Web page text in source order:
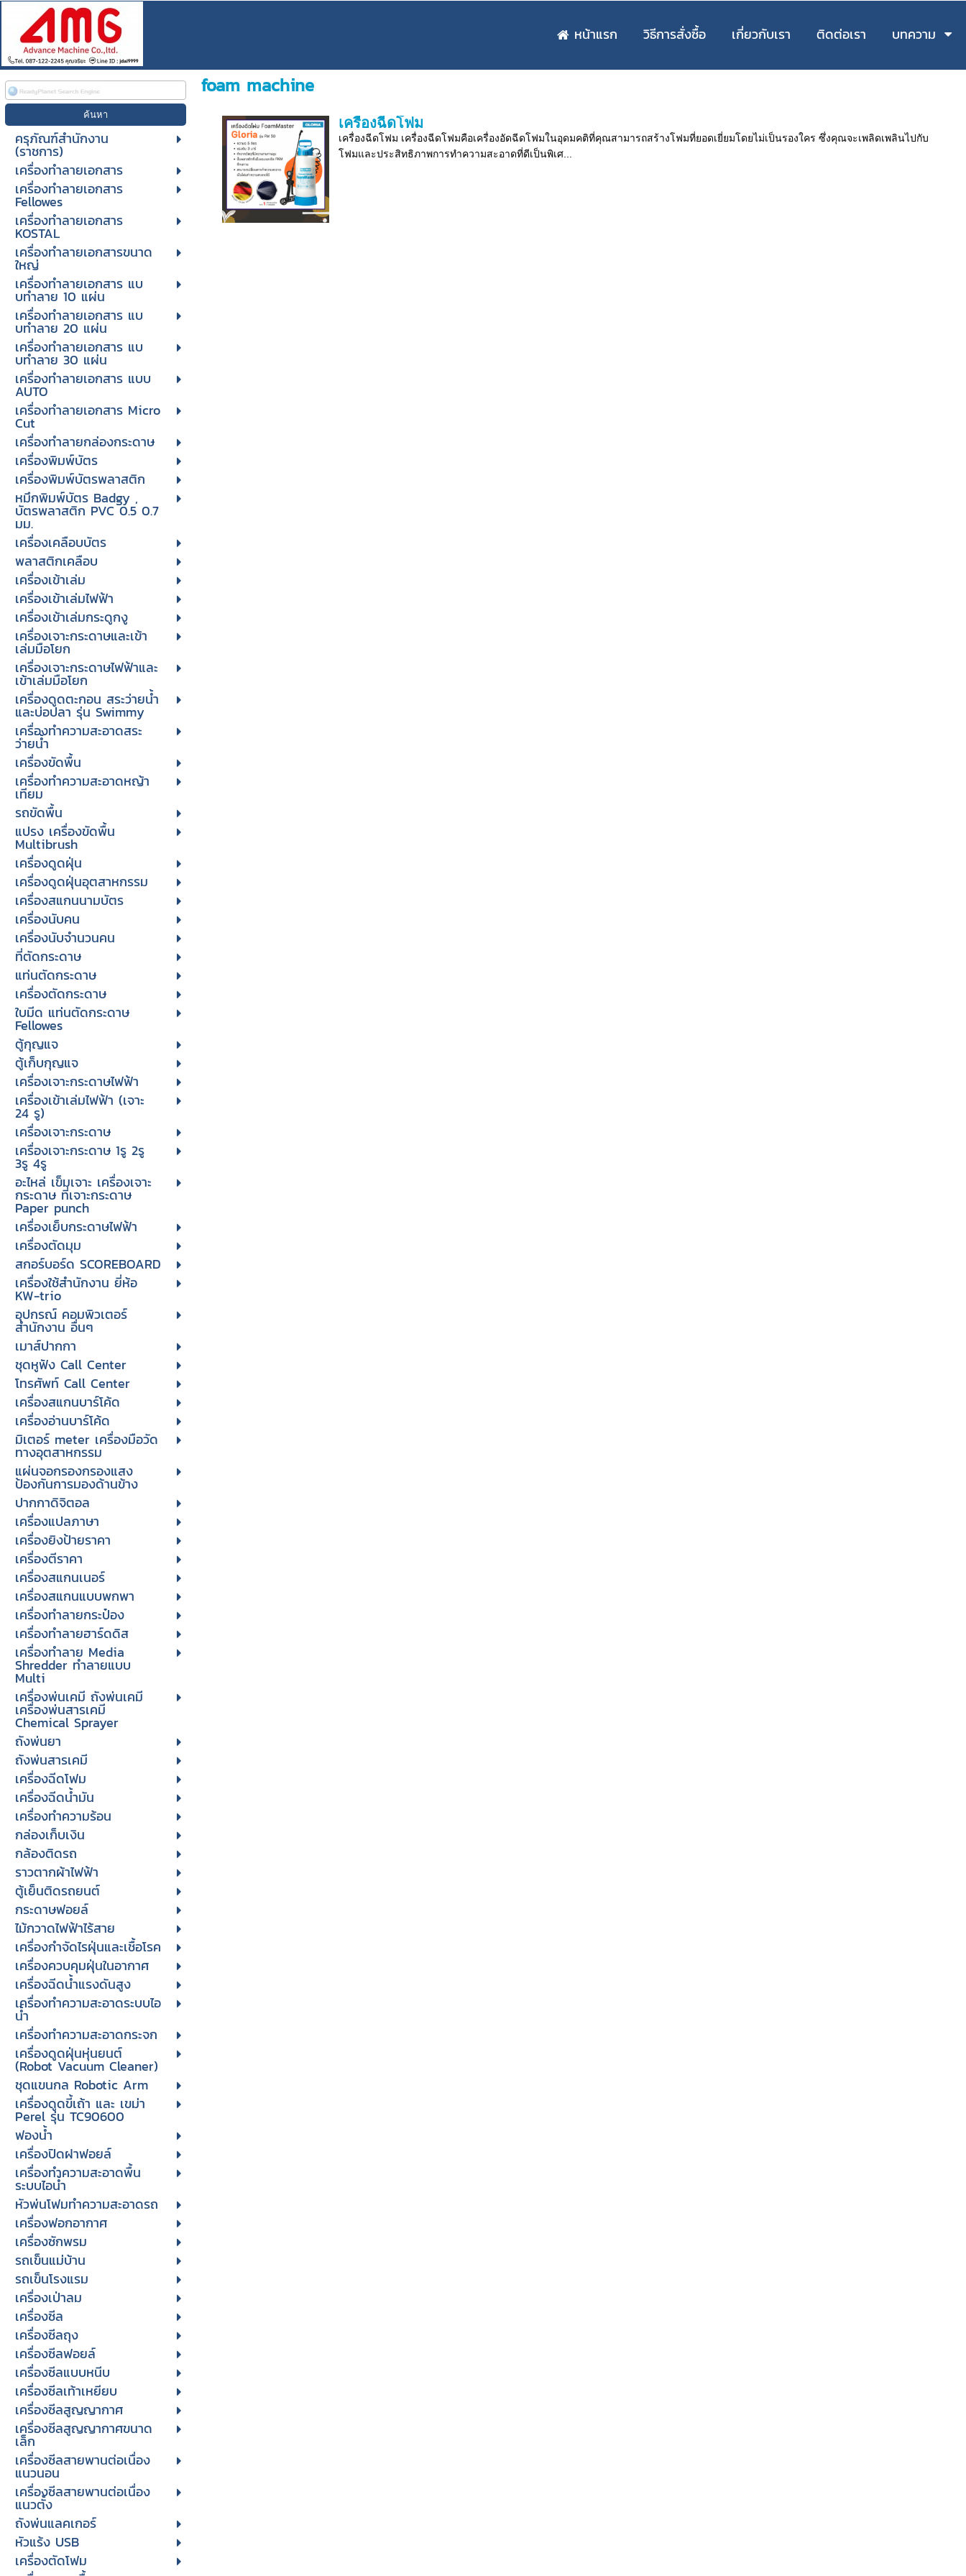
หน้าแรก วิธีการสั่งซื้อ เกี่ยวกับเรา ติดต่อเรา บทความ
ครุภัณฑ์สำนักงาน
(ราชการ)
เครื่องทำลายเอกสาร
เครื่องทำลายเอกสาร
Fellowes
เครื่องทำลายเอกสาร
KOSTAL
เครื่องทำลายเอกสารขนาด
ใหญ่
เครื่องทําลายเอกสาร แบ
บทําลาย 10 แผ่น
เครื่องทําลายเอกสาร แบ
บทําลาย 20 แผ่น
เครื่องทําลายเอกสาร แบ
บทําลาย 30 แผ่น
เครื่องทำลายเอกสาร แบบ
AUTO
เครื่องทำลายเอกสาร Micro
Cut
เครื่องทำลายกล่องกระดาษ
เครื่องพิมพ์บัตร
เครื่องพิมพ์บัตรพลาสติก
หมึกพิมพ์บัตร Badgy ,
บัตรพลาสติก PVC 0.5 0.7
มม.
เครื่องเคลือบบัตร
พลาสติกเคลือบ
เครื่องเข้าเล่ม
เครื่องเข้าเล่มไฟฟ้า
เครื่องเข้าเล่มกระดูกงู
เครื่องเจาะกระดาษและเข้า
เล่มมือโยก
เครื่องเจาะกระดาษไฟฟ้าและ
เข้าเล่มมือโยก
เครื่องดูดตะกอน สระว่ายน้ำ
และบ่อปลา รุ่น Swimmy
เครื่องทำความสะอาดสระ
ว่ายน้ำ
เครื่องขัดพื้น
เครื่องทำความสะอาดหญ้า
เทียม
รถขัดพื้น
แปรง เครื่องขัดพื้น
Multibrush
เครื่องดูดฝุ่น
เครื่องดูดฝุ่นอุตสาหกรรม
เครื่องสแกนนามบัตร
เครื่องนับคน
เครื่องนับจํานวนคน
ที่ตัดกระดาษ
แท่นตัดกระดาษ
เครื่องตัดกระดาษ
ใบมีด แท่นตัดกระดาษ
Fellowes
ตู้กุญแจ
ตู้เก็บกุญแจ
เครื่องเจาะกระดาษไฟฟ้า
เครื่องเข้าเล่มไฟฟ้า (เจาะ
24 รู)
เครื่องเจาะกระดาษ
เครื่องเจาะกระดาษ 1รู 2รู
3รู 4รู
อะไหล่ เข็มเจาะ เครื่องเจาะ
กระดาษ ที่เจาะกระดาษ
Paper punch
เครื่องเย็บกระดาษไฟฟ้า
เครื่องตัดมุม
สกอร์บอร์ด SCOREBOARD
เครื่องใช้สำนักงาน ยี่ห้อ
KW-trio
อุปกรณ์ คอมพิวเตอร์
สำนักงาน อื่นๆ
เมาส์ปากกา
ชุดหูฟัง Call Center
โทรศัพท์ Call Center
เครื่องสแกนบาร์โค้ด
เครื่องอ่านบาร์โค้ด
มิเตอร์ meter เครื่องมือวัด
ทางอุตสาหกรรม
แผ่นจอกรองกรองแสง
ป้องกันการมองด้านข้าง
ปากกาดิจิตอล
เครื่องแปลภาษา
เครื่องยิงป้ายราคา
เครื่องตีราคา
เครื่องสแกนเนอร์
เครื่องสแกนแบบพกพา
เครื่องทำลายกระป๋อง
เครื่องทำลายฮาร์ดดิส
เครื่องทำลาย Media
Shredder ทำลายแบบ
Multi
เครื่องพ่นเคมี ถังพ่นเคมี
เครื่องพ่นสารเคมี
Chemical Sprayer
ถังพ่นยา
ถังพ่นสารเคมี
เครื่องฉีดโฟม
เครื่องฉีดน้ำมัน
เครื่องทำความร้อน
กล่องเก็บเงิน
กล้องติดรถ
ราวตากผ้าไฟฟ้า
ตู้เย็นติดรถยนต์
กระดาษฟอยล์
ไม้กวาดไฟฟ้าไร้สาย
เครื่องกำจัดไรฝุ่นและเชื้อโรค
เครื่องควบคุมฝุ่นในอากาศ
เครื่องฉีดน้ำแรงดันสูง
เครื่องทำความสะอาดระบบไอ
น้ำ
เครื่องทำความสะอาดกระจก
เครื่องดูดฝุ่นหุ่นยนต์
(Robot Vacuum Cleaner)
ชุดแขนกล Robotic Arm
เครื่องดูดขี้เถ้า และ เขม่า
Perel รุ่น TC90600
ฟองน้ำ
เครื่องปิดฝาฟอยล์
เครื่องทำความสะอาดพื้น
ระบบไอน้ำ
หัวพ่นโฟมทำความสะอาดรถ
เครื่องฟอกอากาศ
เครื่องซักพรม
รถเข็นแม่บ้าน
รถเข็นโรงแรม
เครื่องเป่าลม
เครื่องซีล
เครื่องซีลถุง
เครื่องซีลฟอยล์
เครื่องซีลแบบหนีบ
เครื่องซีลเท้าเหยียบ
เครื่องซีลสูญญากาศ
เครื่องซีลสูญญากาศขนาด
เล็ก
เครื่องซีลสายพานต่อเนื่อง
แนวนอน
เครื่องซีลสายพานต่อเนื่อง
แนวตั้ง
ถังพ่นแลคเกอร์
หัวแร้ง USB
เครื่องตัดโฟม
foam machine
เครื่องฉีดโฟม
เครื่องฉีดโฟม เครื่องฉีดโฟมคือเครื่องอัดฉีดโฟมในอุดมคติที่คุณสามารถสร้างโฟมที่ยอดเยี่ยมโดยไม่เป็นรองใคร ซึ่งคุณจะเพลิดเพลินไปกับ
โฟมและประสิทธิภาพการทำความสะอาดที่ดีเป็นพิเศ...